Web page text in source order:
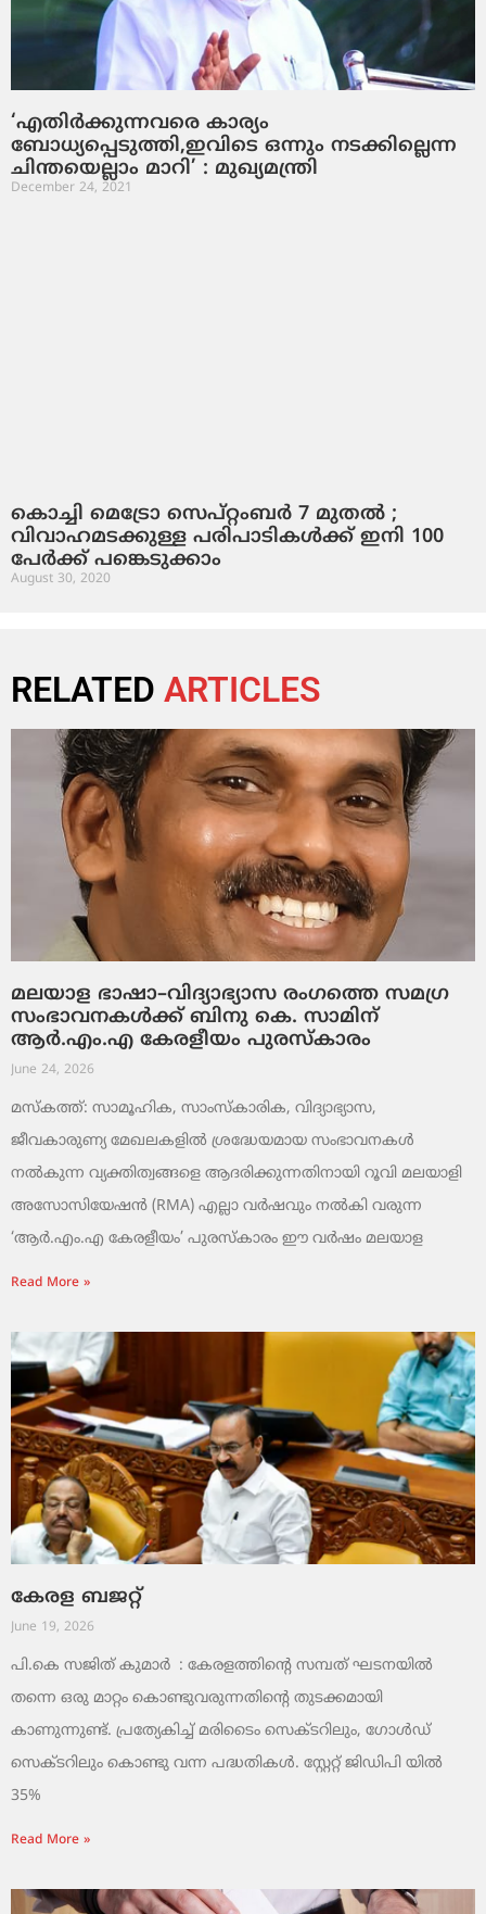
‘എതിര്‍ക്കുന്നവരെ കാര്യം
ബോധ്യപ്പെടുത്തി,ഇവിടെ ഒന്നും നടക്കില്ലെന്ന
ചിന്തയെല്ലാം മാറി’ : മുഖ്യമന്ത്രി
December 24, 2021
കൊച്ചി മെട്രോ സെപ്റ്റംബർ 7 മുതൽ ;
വിവാഹമടക്കുള്ള പരിപാടികൾക്ക് ഇനി 100
പേർക്ക് പങ്കെടുക്കാം
August 30, 2020
RELATED ARTICLES
മലയാള ഭാഷാ–വിദ്യാഭ്യാസ രംഗത്തെ സമഗ്ര
സംഭാവനകൾക്ക് ബിനു കെ. സാമിന്
ആർ.എം.എ കേരളീയം പുരസ്‌കാരം
June 24, 2026
മസ്കത്ത്: സാമൂഹിക, സാംസ്‌കാരിക, വിദ്യാഭ്യാസ,
ജീവകാരുണ്യ മേഖലകളിൽ ശ്രദ്ധേയമായ സംഭാവനകൾ
നൽകുന്ന വ്യക്തിത്വങ്ങളെ ആദരിക്കുന്നതിനായി റൂവി മലയാളി
അസോസിയേഷൻ (RMA) എല്ലാ വർഷവും നൽകി വരുന്ന
‘ആർ.എം.എ കേരളീയം’ പുരസ്‌കാരം ഈ വർഷം മലയാള
Read More »
കേരള ബജറ്റ്
June 19, 2026
പി.കെ സജിത് കുമാര്‍ : കേരളത്തിന്റെ സമ്പത് ഘടനയിൽ
തന്നെ ഒരു മാറ്റം കൊണ്ടുവരുന്നതിന്റെ തുടക്കമായി
കാണുന്നുണ്ട്. പ്രത്യേകിച്ച് മരിടൈം സെക്ടറിലും, ഗോൾഡ്
സെക്ടറിലും കൊണ്ടു വന്ന പദ്ധതികൾ. സ്റ്റേറ്റ് ജിഡിപി യിൽ
35%
Read More »